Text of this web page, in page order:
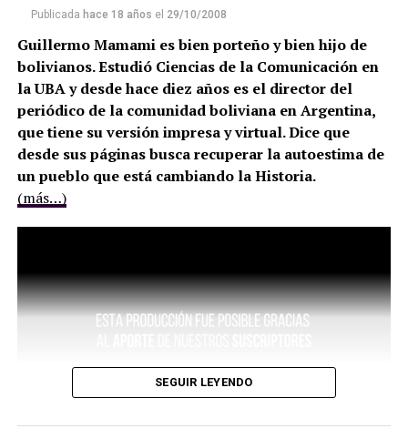
Publicada hace 18 años el 29/10/2008
Guillermo Mamami es bien porteño y bien hijo de
bolivianos. Estudió Ciencias de la Comunicación en
la UBA y desde hace diez años es el director del
periódico de la comunidad boliviana en Argentina,
que tiene su versión impresa y virtual. Dice que
desde sus páginas busca recuperar la autoestima de
un pueblo que está cambiando la Historia.
(más…)
SEGUIR LEYENDO